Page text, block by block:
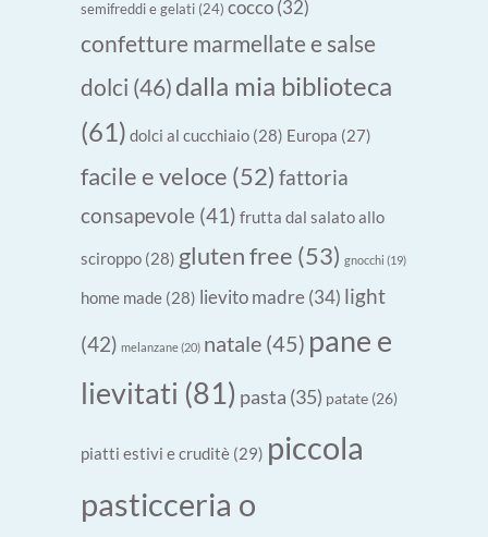
semifreddi e gelati (24) cocco (32)
confetture marmellate e salse
dolci (46) dalla mia biblioteca
(61) dolci al cucchiaio (28) Europa (27)
facile e veloce (52) fattoria
consapevole (41) frutta dal salato allo
sciroppo (28) gluten free (53) gnocchi (19)
home made (28) lievito madre(34) light
(42) melanzane(20) natale (45) pane e
lievitati (81) pasta (35) patate (26)
piatti estivi e cruditè (29) piccola
pasticceria o